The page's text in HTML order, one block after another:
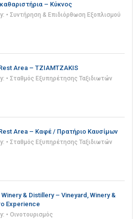
– Κύκνος
• Συντήρηση & Επιδιόρθωση Εξοπλισμού
Area – TZIAMTZAKIS
• Σταθμός Εξυπηρέτησης Ταξιδιωτών
Area – Καφέ / Πρατήριο Καυσίμων
• Σταθμός Εξυπηρέτησης Ταξιδιωτών
Winery & Distillery – Vineyard, Winery &
Experience
• Οινοτουρισμός